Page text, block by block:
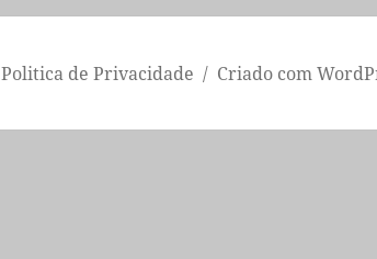
Politica de Privacidade Criado com